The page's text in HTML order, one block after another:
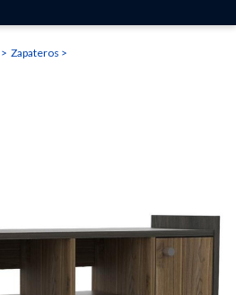
Zapateros